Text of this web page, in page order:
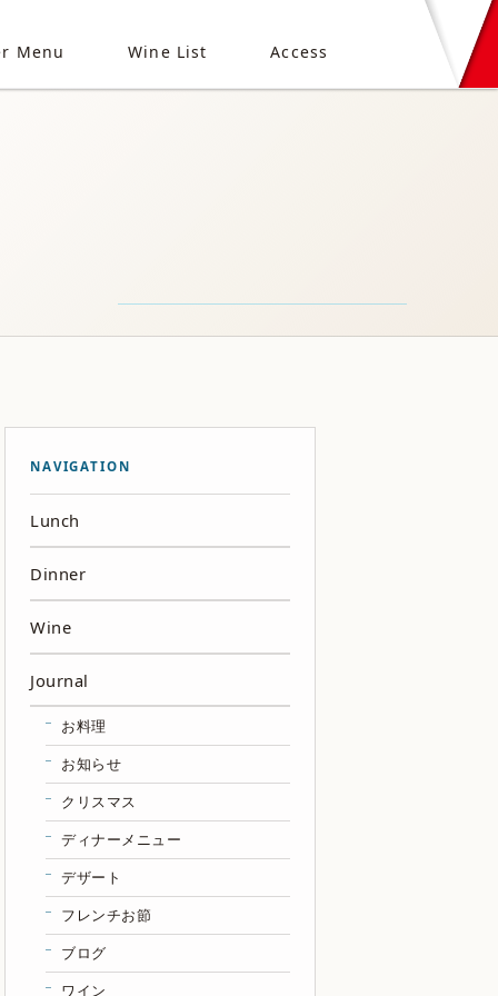
Menu Wine List Access
NAVIGATION
Lunch
Dinner
Wine
Journal
お料理
お知らせ
クリスマス
ディナーメニュー
デザート
フレンチお節
ブログ
ワイン